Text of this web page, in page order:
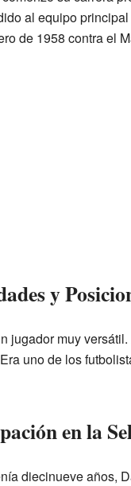
al equipo
de 1958 contra el
y
jugador muy
uno de los
en la
diecinueve años,